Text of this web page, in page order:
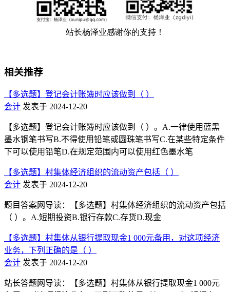
相关推荐
【多选题】登记会计账簿时应该做到（ ）
会计 发表于 2024-12-20
【多选题】登记会计账簿时应该做到（ ）。A.一律使用蓝黑
墨水钢笔书写B.不得使用铅笔或圆珠笔书写C.在某些特定条件
下可以使用铅笔D.在规定范围内可以使用红色墨水笔
【多选题】村集体经济组织的流动资产包括（ ）
会计 发表于 2024-12-20
题目答案网导读：【多选题】村集体经济组织的流动资产包括
（ ）。A.短期投资B.银行存款C.存货D.现金
【多选题】村集体从银行提取现金1 000元备用，对这项经济
业务，下列正确的是（ ）
会计 发表于 2024-12-20
站长答题网导读：【多选题】村集体从银行提取现金1 000元